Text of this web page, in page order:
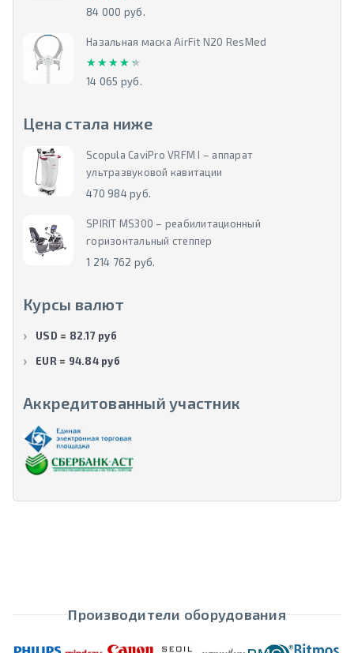
84 000 руб.
Назальная маска AirFit N20 ResMed
★★★★★
★★★★★
14 065 руб.
Цена стала ниже
Scopula CaviPro VRFM I – аппарат
ультразвуковой кавитации
470 984 руб.
SPIRIT MS300 – реабилитационный
горизонтальный степпер
1 214 762 руб.
Курсы валют
USD = 82.17 руб
EUR = 94.84 руб
Аккредитованный участник
Производители оборудования